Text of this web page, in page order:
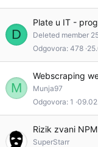
D
Plate u IT -
Deleted member
Odgovora 478
M
Webscraping
Munja97
Odgovora 1
Rizik zvani NPM
SuperStarr